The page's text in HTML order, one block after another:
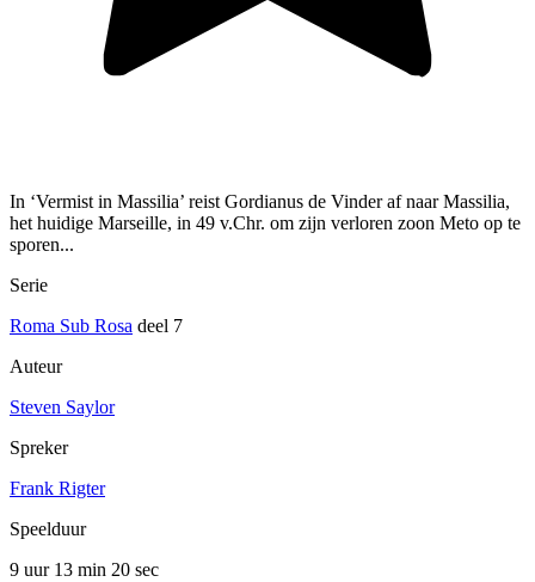
In ‘Vermist in Massilia’ reist Gordianus de Vinder af naar Massilia,
het huidige Marseille, in 49 v.Chr. om zijn verloren zoon Meto op te
sporen...
Serie
Roma Sub Rosa deel 7
Auteur
Steven Saylor
Spreker
Frank Rigter
Speelduur
9 uur 13 min 20 sec